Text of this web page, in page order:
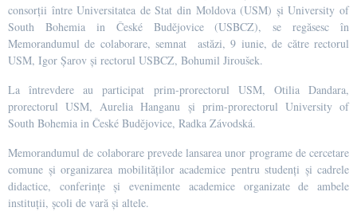
consorții între Universitatea de Stat din Moldova (USM) și University of
South Bohemia in České Budějovice (USBCZ), se regăsesc în
Memorandumul de colaborare, semnat astăzi, 9 iunie, de către rectorul
USM, Igor Șarov și rectorul USBCZ, Bohumil Jiroušek.
La întrevdere au participat prim-prorectorul USM, Otilia Dandara,
prorectorul USM, Aurelia Hanganu și prim-prorectorul University of
South Bohemia in České Budějovice, Radka Závodská.
Memorandumul de colaborare prevede lansarea unor programe de cercetare
comune și organizarea mobilităților academice pentru studenți și cadrele
didactice, conferințe și evenimente academice organizate de ambele
instituții, școli de vară și altele.